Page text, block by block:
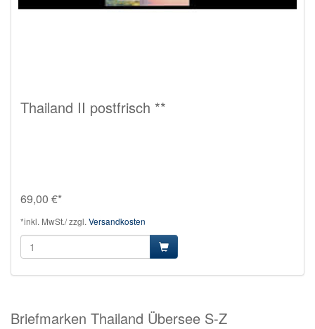
Thailand II postfrisch **
69,00 €*
*inkl. MwSt./ zzgl. Versandkosten
Briefmarken Thailand Übersee S-Z